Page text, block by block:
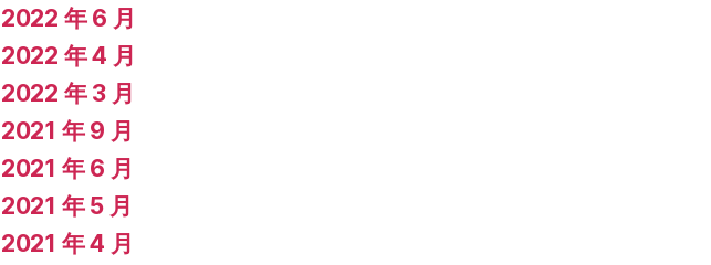
2022 年 6 月
2022 年 4 月
2022 年 3 月
2021 年 9 月
2021 年 6 月
2021 年 5 月
2021 年 4 月